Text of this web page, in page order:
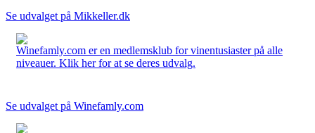
Se udvalget på Mikkeller.dk
Winefamly.com er en medlemsklub for vinentusiaster på alle
niveauer. Klik her for at se deres udvalg.
Se udvalget på Winefamly.com